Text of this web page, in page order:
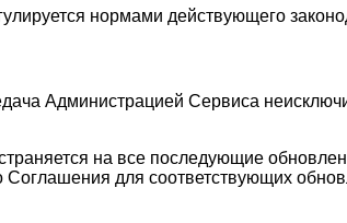
нормами действующего
Администрацией Сервиса
на все последующие
для соответствующих